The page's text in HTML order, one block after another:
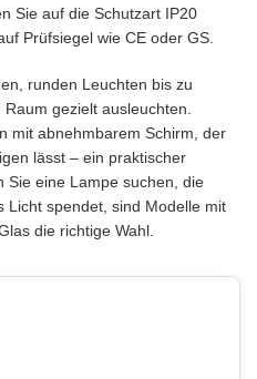
Sie auf die Schutzart IP20
Prüfsiegel wie CE oder GS.
runden Leuchten bis zu
gezielt ausleuchten.
mit abnehmbarem Schirm, der
lässt – ein praktischer
Sie eine Lampe suchen, die
Licht spendet, sind Modelle mit
die richtige Wahl.